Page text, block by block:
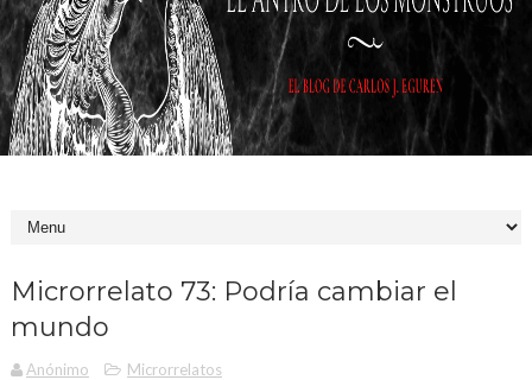
Microrrelato 73: Podría cambiar el
mundo
Anónimo Microrrelatos